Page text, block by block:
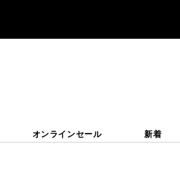
オンラインセール 新着